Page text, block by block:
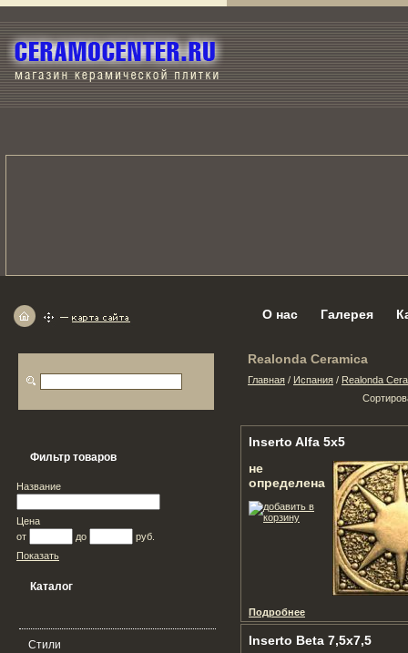
О нас Галерея
Фильтр товаров
Название
Цена
от
до
руб.
Показать
Каталог
Стили
Realonda Ceramica
Главная / Испания / Realonda
Inserto Alfa 5x5
не
определена
Подробнее
Inserto Beta 7,5x7,5